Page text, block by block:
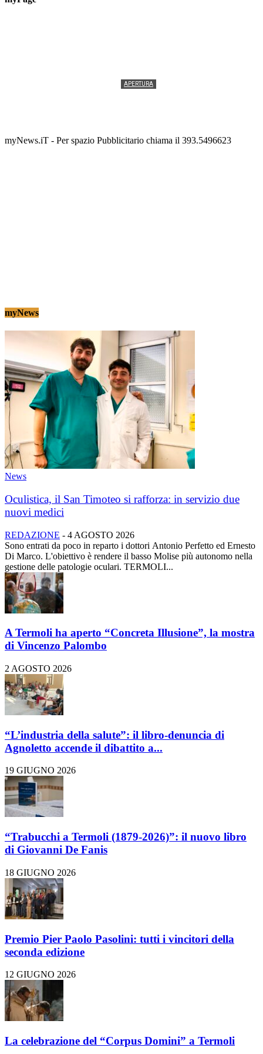
APERTURA
myNews.iT - Per spazio Pubblicitario chiama il 393.5496623
myNews
News
Oculistica, il San Timoteo si rafforza: in servizio due
nuovi medici
REDAZIONE - 4 AGOSTO 2026
Sono entrati da poco in reparto i dottori Antonio Perfetto ed Ernesto
Di Marco. L'obiettivo è rendere il basso Molise più autonomo nella
gestione delle patologie oculari. TERMOLI...
A Termoli ha aperto “Concreta Illusione”, la mostra
di Vincenzo Palombo
2 AGOSTO 2026
“L’industria della salute”: il libro-denuncia di
Agnoletto accende il dibattito a...
19 GIUGNO 2026
“Trabucchi a Termoli (1879-2026)”: il nuovo libro
di Giovanni De Fanis
18 GIUGNO 2026
Premio Pier Paolo Pasolini: tutti i vincitori della
seconda edizione
12 GIUGNO 2026
La celebrazione del “Corpus Domini” a Termoli